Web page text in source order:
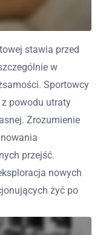
stawia przed
w
Sportowcy
powodu utraty
Zrozumienie
przejść.
nowych
żyć po